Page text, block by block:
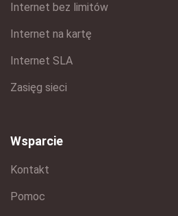
Internet bez limitów
Internet na kartę
Internet SLA
Zasięg sieci
Wsparcie
Kontakt
Pomoc